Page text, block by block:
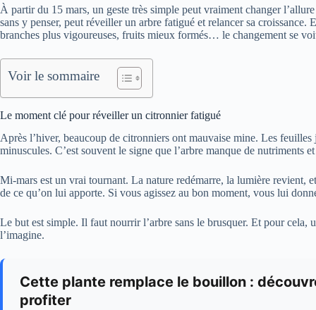
À partir du 15 mars, un geste très simple peut vraiment changer
sans y penser, peut réveiller un arbre fatigué et relancer sa
branches plus vigoureuses, fruits mieux formés… le changement se
Voir le sommaire
Le moment clé pour réveiller un citronnier fatigué
Après l’hiver, beaucoup de citronniers ont mauvaise mine. Les
minuscules. C’est souvent le signe que l’arbre manque de nutriments
Mi-mars est un vrai tournant. La nature redémarre, la lumière revient,
de ce qu’on lui apporte. Si vous agissez au bon moment, vous lui
Le but est simple. Il faut nourrir l’arbre sans le brusquer. Et pour cela,
l’imagine.
Cette plante remplace le bouillon :
profiter